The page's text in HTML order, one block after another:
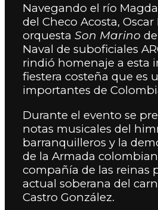
Navegando el río
del Checo Acosta, Oscar
orquesta Son Marino
Naval de suboficiales
rindió homenaje a esta
fiestera costeña que es
importantes de
Durante el evento se
notas musicales del
barranquilleros y la
de la Armada
compañía de las reinas
actual soberana del
Castro González.